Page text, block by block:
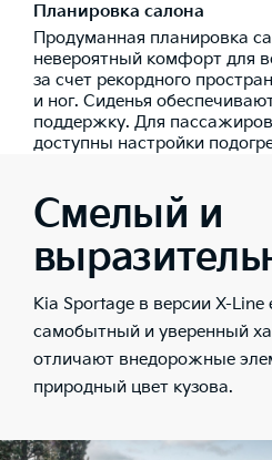
Планировка салона
Продуманная планировка
невероятный комфорт для
за счет рекордного
и ног. Сиденья
поддержку. Для
доступны настройки
Смелый и
Kia Sportage в версии X-
самобытный и уверенный
отличают внедорожные
природный цвет кузова.